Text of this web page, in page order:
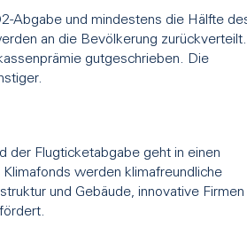
Abgabe und mindestens die Hälfte
an die Bevölkerung
gutgeschrieben. Die
der Flugticketabgabe geht in einen
werden klimafreundliche
und Gebäude, innovative Firmen